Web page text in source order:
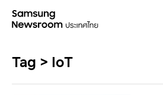
Tag > IoT